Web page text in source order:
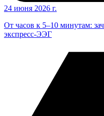
24 июня 2026 г.
От часов к 5–10 минутам:
экспресс-ЭЭГ